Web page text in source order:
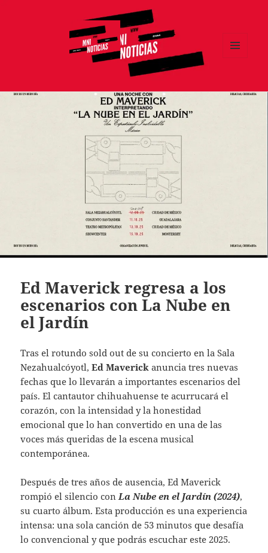
Ed Maverick regresa a los
escenarios con La Nube en
el Jardín
Tras el rotundo sold out de su concierto en la Sala
Nezahualcóyotl,Ed Maverick anuncia tres nuevas
fechas que lo llevarán a importantes escenarios del
país. El cantautor chihuahuense te acurrucará el
corazón, con la intensidad y la honestidad
emocional que lo han convertido en una de las
voces más queridas de la escena musical
contemporánea.
Después de tres años de ausencia, Ed Maverick
rompió el silencio con La Nube en el Jardín (2024),
su cuarto álbum. Esta producción es una experiencia
intensa: una sola canción de 53 minutos que desafía
lo convencional y que podrás escuchar este 2025.